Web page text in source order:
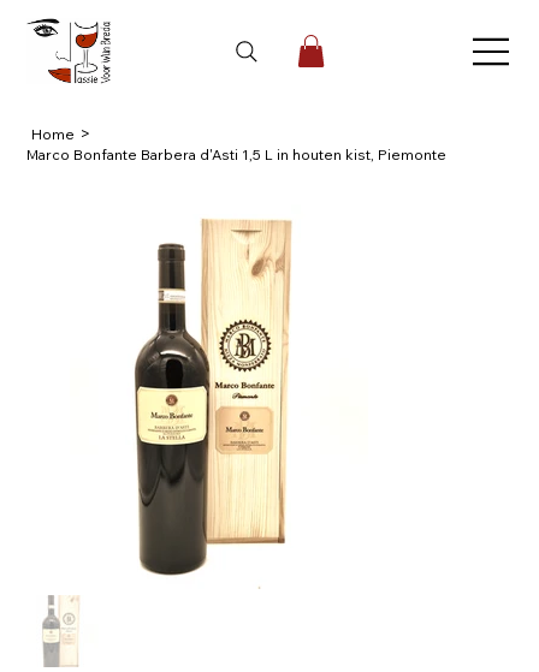
Home >
Marco Bonfante Barbera d'Asti 1,5 L in houten kist, Piemonte